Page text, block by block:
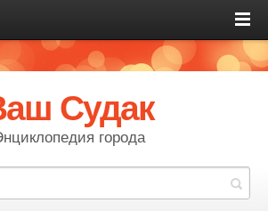
Судак
города